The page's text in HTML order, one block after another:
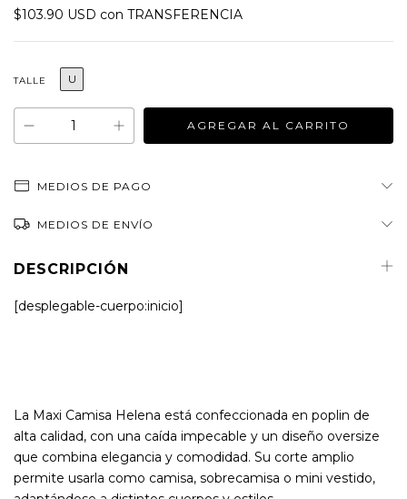
$103.90 USD con TRANSFERENCIA
TALLE U
MEDIOS DE PAGO
MEDIOS DE ENVÍO
DESCRIPCIÓN
[desplegable-cuerpo:inicio]
La Maxi Camisa Helena está confeccionada en poplin de
alta calidad, con una caída impecable y un diseño oversize
que combina elegancia y comodidad. Su corte amplio
permite usarla como camisa, sobrecamisa o mini vestido,